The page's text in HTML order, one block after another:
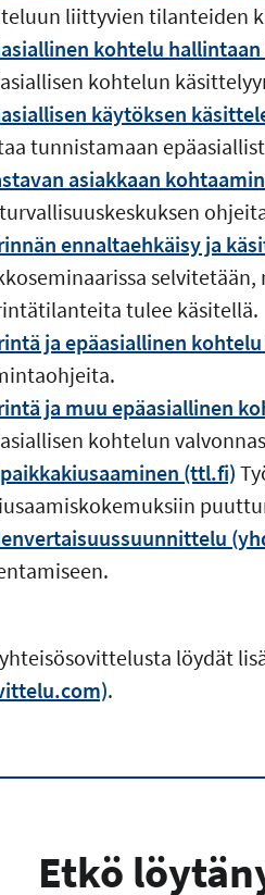
liittyvien tilanteiden
kohtelu
kohtelun
käytöksen
tunnistamaan
asiakkaan
ennaltaehkäisy ja
tulee käsitellä.
ja epäasiallinen
ja muu epäasiallinen
kohtelun
(ttl.fi)
löydät
.
Etkö